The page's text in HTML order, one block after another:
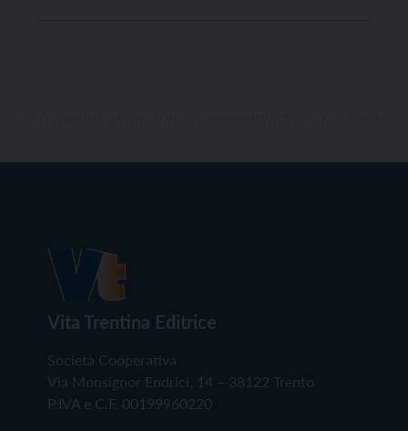
Vita Trentina Editrice
Società Cooperativa
Via Monsignor Endrici, 14 – 38122 Trento
P.IVA e C.F. 00199960220